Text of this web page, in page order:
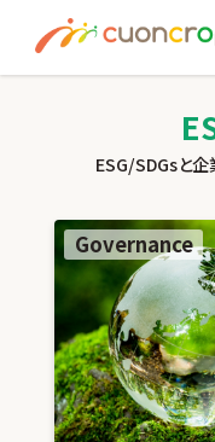
資
ESG/SDGsと
Governance